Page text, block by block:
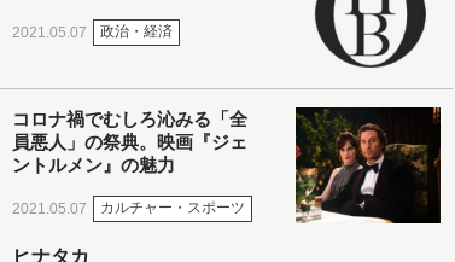
2021.05.07 政治・経済
コロナ禍でむしろ沁みる「全
員悪人」の祭典。映画『ジェ
ントルメン』の魅力
2021.05.07 カルチャー・スポーツ
ヒナタカ